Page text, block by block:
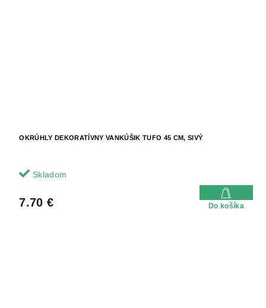
OKRÚHLY DEKORATÍVNY VANKÚŠIK TUFO 45 CM, SIVÝ
Skladom
7.70 € Do košíka